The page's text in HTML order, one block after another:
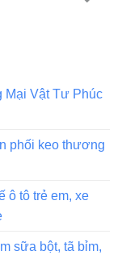
Mại Vật Tư Phúc
phối keo thương
ô tô trẻ em, xe
sữa bột, tã bỉm,